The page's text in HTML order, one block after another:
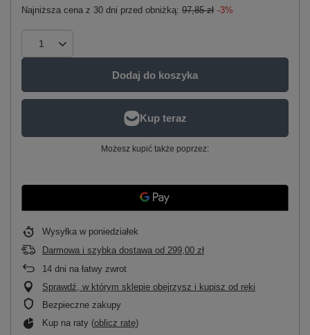
Najniższa cena z 30 dni przed obniżką: 97,85 zł -3%
Dodaj do koszyka
Możesz kupić także poprzez:
Wysyłka w poniedziałek
Darmowa i szybka dostawa od 299,00 zł
14 dni na łatwy zwrot
Sprawdź, w którym sklepie obejrzysz i kupisz od ręki
Bezpieczne zakupy
Kup na raty (oblicz ratę)